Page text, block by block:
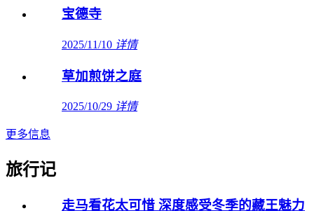
宝德寺
2025/11/10 详情
草加煎饼之庭
2025/10/29 详情
更多信息
旅行记
走马看花太可惜 深度感受冬季的藏王魅力